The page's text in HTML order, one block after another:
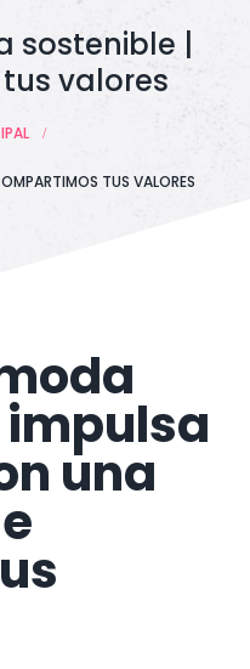
sostenible |
valores
TUS VALORES
una